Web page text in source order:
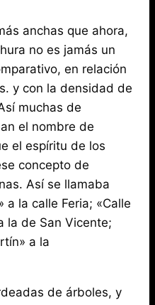
anchas que ahora,
no es jamás un
en relación
y con la densidad de
muchas de
el nombre de
el espíritu de los
concepto de
Así se llamaba
a la calle Feria; «Calle
la de San Vicente;
a la
de árboles, y